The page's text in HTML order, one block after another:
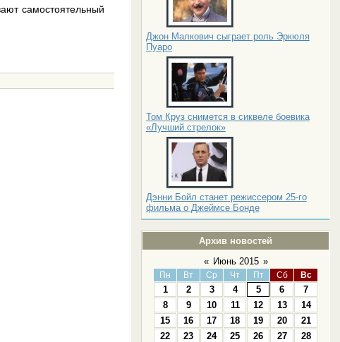
Джон Малкович сыграет роль Эркюля
Пуаро
Том Круз снимется в сиквеле боевика
«Лучший стрелок»
Дэнни Бойл станет режиссером 25-го
фильма о Джеймсе Бонде
Архив новостей
« Июнь 2015 »
Пн Вт Ср Чт Пт Сб Вс
1 2 3 4 5 6
7
8
9 10 11 12 13
14
15
16 17 18 19 20
21
22
23 24 25 26 27
28
самостоятельный